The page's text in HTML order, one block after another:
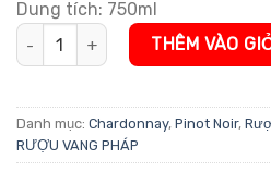
Dung tích: 750ml
Champagne Charles Heidsieck
THÊM VÀO
Danh mục: Chardonnay, Pinot Noir,
RƯỢU VANG PHÁP